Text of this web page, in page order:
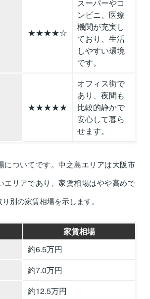
★★★★☆
スーパーやコ
ンビニ、医療
機関が充実し
ており、生活
しやすい環境
です。
★★★★★
オフィス街で
あり、夜間も
比較的静かで
安心して暮ら
せます。
についてです。中之島エリアは大阪市
エリアであり、家賃相場はやや高めで
別の家賃相場を示します。
家賃相場
約6.5万円
約7.0万円
約12.5万円